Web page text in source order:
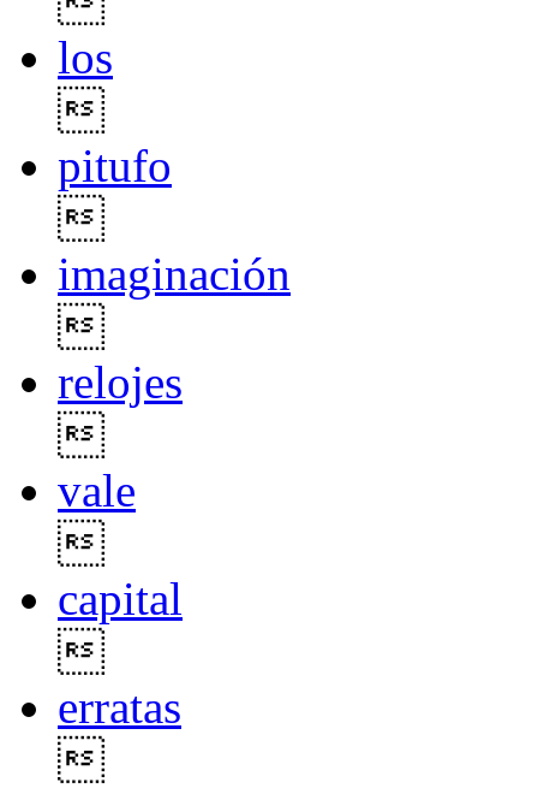
los
pitufo
imaginación
relojes
vale
capital
erratas